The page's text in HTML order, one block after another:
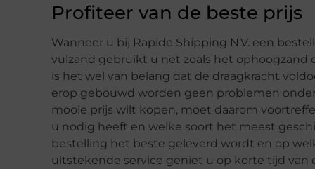
Profiteer van de beste prijs
Wanneer u bij Rapide Shipping N.V. een
vulzand gebruikt u net zoals het ophoogzand
is het wel van belang dat de draagkracht
erop gebouwd worden geen problemen
mooie prijs wilt kopen, moet daarom
u nodig heeft en welke soort het meest
bestelling het beste geleverd wordt en op
uitstekende service geniet u op korte tijd van